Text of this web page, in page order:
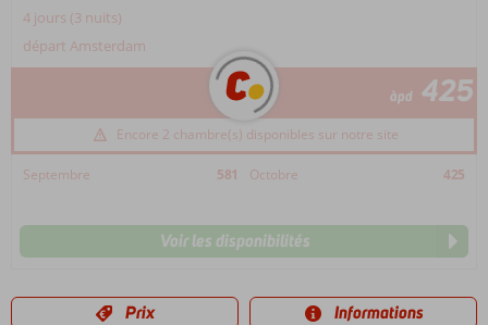
4 jours (3 nuits)
départ Amsterdam
àpd 425
Encore 2 chambre(s) disponibles sur notre site
Septembre 581 Octobre 425
Voir les disponibilités
Prix Informations